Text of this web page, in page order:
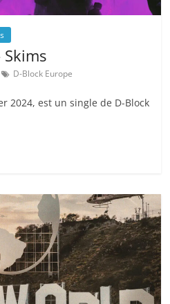
Skims
D-Block Europe
2024, est un single de D-Block